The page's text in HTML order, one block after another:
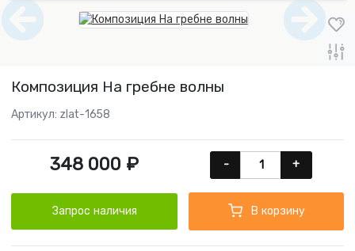
Композиция На гребне волны
Артикул: zlat-1658
348 000 ₽ - +
Запрос наличия В корзину